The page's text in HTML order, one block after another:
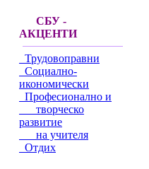
СБУ -
АКЦЕНТИ
Трудовоправни
Социално-
икономически
Професионално и
творческо
развитие
на учителя
Отдих